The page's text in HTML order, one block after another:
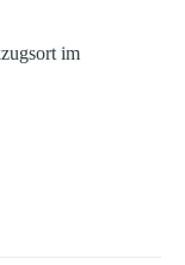
im